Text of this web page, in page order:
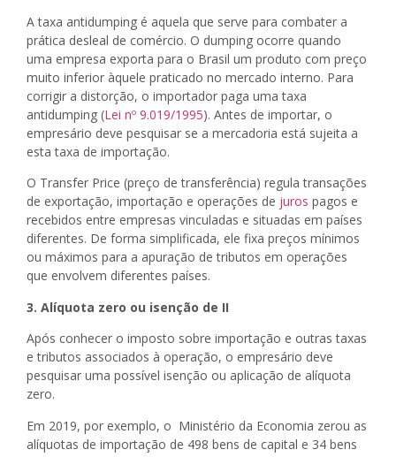
A taxa antidumping é aquela que serve para combater a
prática desleal de comércio. O dumping ocorre quando
uma empresa exporta para o Brasil um produto com preço
muito inferior àquele praticado no mercado interno. Para
corrigir a distorção, o importador paga uma taxa
antidumping (Lei nº 9.019/1995). Antes de importar, o
empresário deve pesquisar se a mercadoria está sujeita a
esta taxa de importação.
O Transfer Price (preço de transferência) regula transações
de exportação, importação e operações de juros pagos e
recebidos entre empresas vinculadas e situadas em países
diferentes. De forma simplificada, ele fixa preços mínimos
ou máximos para a apuração de tributos em operações
que envolvem diferentes países.
3. Alíquota zero ou isenção de II
Após conhecer o imposto sobre importação e outras taxas
e tributos associados à operação, o empresário deve
pesquisar uma possível isenção ou aplicação de alíquota
zero.
Em 2019, por exemplo, o Ministério da Economia zerou as
alíquotas de importação de 498 bens de capital e 34 bens